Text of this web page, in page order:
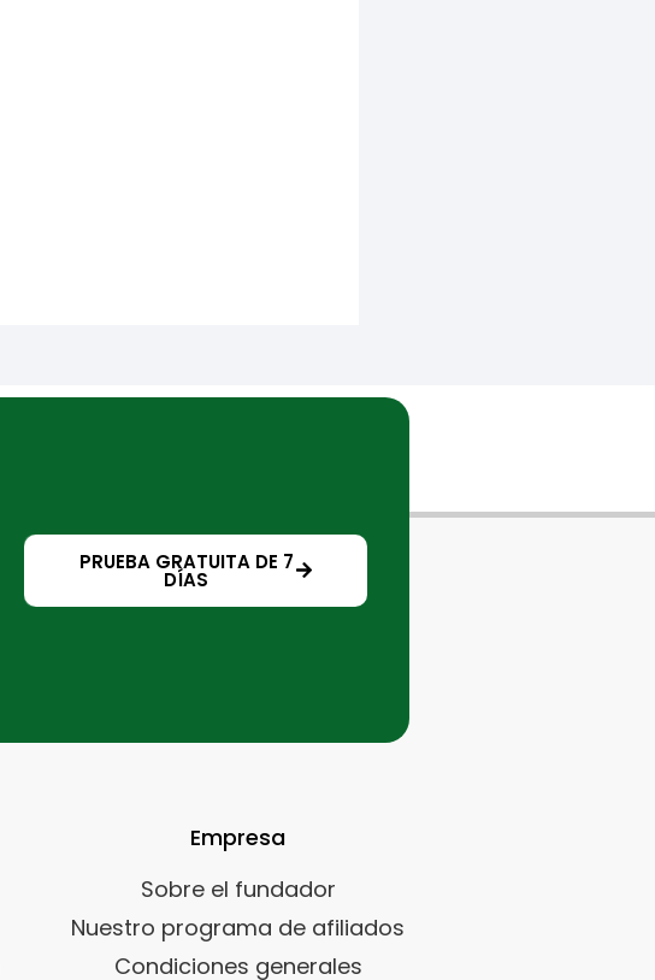
PRUEBA GRATUITA DE 7
DÍAS
Empresa
Sobre el fundador
Nuestro programa de afiliados
Condiciones generales